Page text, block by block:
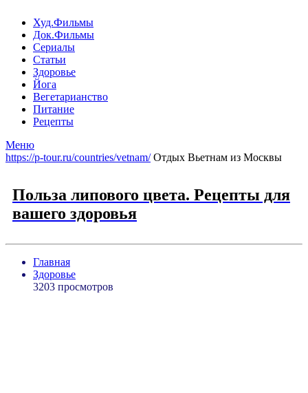
Худ.Фильмы
Док.Фильмы
Сериалы
Статьи
Здоровье
Йога
Вегетарианство
Питание
Рецепты
Меню
https://p-tour.ru/countries/vetnam/Отдых Вьетнам из Москвы
Польза липового цвета. Рецепты для
вашего здоровья
Главная
Здоровье
3203 просмотров